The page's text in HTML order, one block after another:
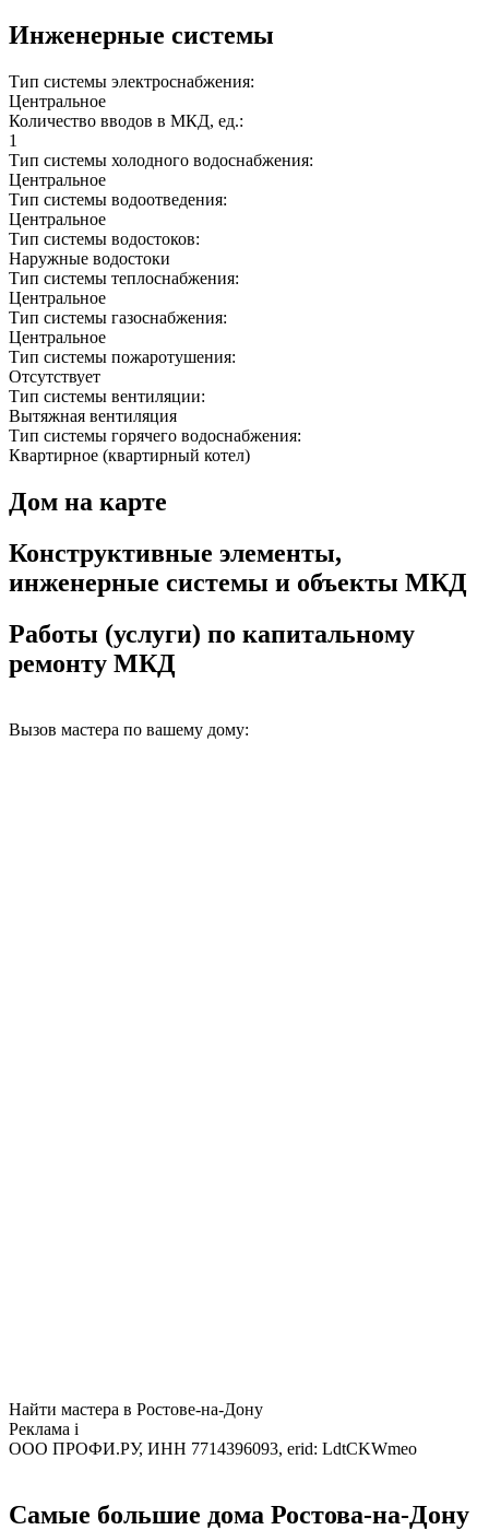
Инженерные системы
Тип системы электроснабжения:
Центральное
Количество вводов в МКД, ед.:
1
Тип системы холодного водоснабжения:
Центральное
Тип системы водоотведения:
Центральное
Тип системы водостоков:
Наружные водостоки
Тип системы теплоснабжения:
Центральное
Тип системы газоснабжения:
Центральное
Тип системы пожаротушения:
Отсутствует
Тип системы вентиляции:
Вытяжная вентиляция
Тип системы горячего водоснабжения:
Квартирное (квартирный котел)
Дом на карте
Конструктивные элементы,
инженерные системы и объекты МКД
Работы (услуги) по капитальному
ремонту МКД
Вызов мастера по вашему дому:
Найти мастера в Ростове-на-Дону
Реклама i
ООО ПРОФИ.РУ, ИНН 7714396093, erid: LdtCKWmeo
Самые большие дома Ростова-на-Дону